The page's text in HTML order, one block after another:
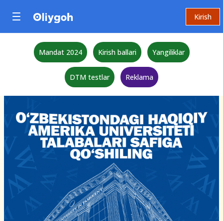
Kirish
Mandat 2024 Kirish ballari Yangiliklar
DTM testlar Reklama